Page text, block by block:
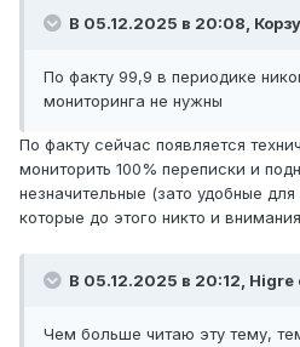
В 05.12.2025 в 20:08,
По факту 99,9 в периодике
мониторинга не нужны
По факту сейчас появляется
мониторить 100% переписки и
незначительные (зато удобные
которые до этого никто и
В 05.12.2025 в 20:12, Higre
Чем больше читаю эту тему,